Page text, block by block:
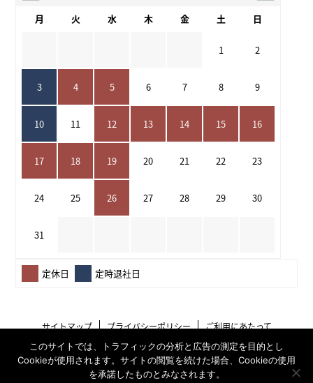
月 火 水 木 金 土 日
1 2
3 4 5 6 7 8 9
10 11 12 13 14 15 16
17 18 19 20 21 22 23
24 25 26 27 28 29 30
31
定休日 定時退社日
サイトマップ プライバシーポリシー ご利用にあたって
このサイトでは、トラフィックの分析と広告の測定を目的とし
Cookieが使用されます。サイトの閲覧を続けた場合、Cookieの使用
を承諾したものとみなされます。